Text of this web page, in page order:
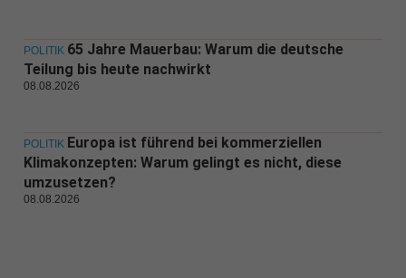
POLITIK 65 Jahre Mauerbau: Warum die deutsche
Teilung bis heute nachwirkt
08.08.2026
POLITIK Europa ist führend bei kommerziellen
Klimakonzepten: Warum gelingt es nicht, diese
umzusetzen?
08.08.2026